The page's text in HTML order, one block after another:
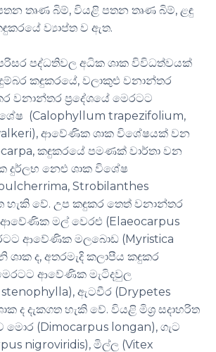
තෘණ බිම්, වියළි පතන තෘණ බිම්, ළඳු
ව්‍යාප්ත ව ඇත.
පද්ධතිවල අධික ශාක විවිධත්වයක්
කඳුකරයේ, වලාකුළු වනාන්තර
වනාන්තර ප්‍රදේශයේ මෙරටට
(Calophyllum trapezifolium,
ආවේණික ශාක විශේෂයක් වන
කඳුකරයේ පමණක් වාර්තා වන
නෙළු ශාක විශේෂ
Strobilanthes
හැකි වේ. උප කඳුකර තෙත් වනාන්තර
ආවේණික මල් වෙරළු (Elaeocarpus
ආවේණික මලබොඩ (Myristica
ශාක ද, අතරමැදි කලාපීය කඳුකර
ආවේණික මැටිදවුල
ඇටවීර (Drypetes
ද දැකගත හැකි වේ. වියළි මිශ්‍ර සදාහරිත
මොර (Dimocarpus longan), ගැට
nigroviridis), මිල්ල (Vitex